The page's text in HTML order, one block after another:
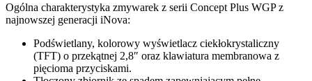
Ogólna charakterystyka zmywarek z serii Concept Plus WGP z
najnowszej generacji iNova:
Podświetlany, kolorowy wyświetlacz ciekłokrystaliczny
(TFT) o przekątnej 2,8″ oraz klawiatura membranowa z
pięcioma przyciskami.